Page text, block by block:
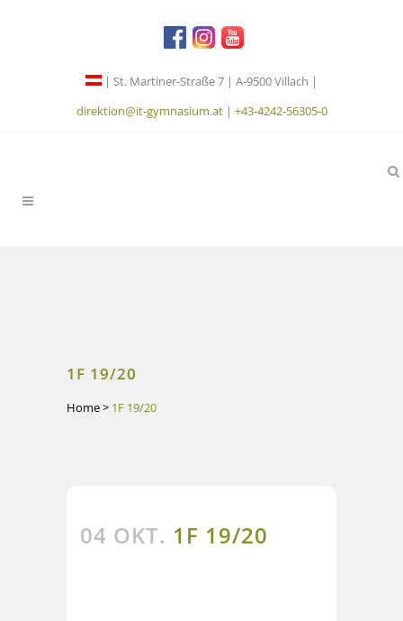
| St. Martiner-Straße 7 | A-9500 Villach |
direktion@it-gymnasium.at| +43-4242-56305-0
1F 19/20
Home> 1F 19/20
04 OKT. 1F 19/20